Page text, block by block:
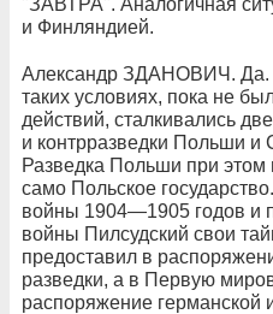
и Финляндией.
Александр ЗДАНОВИЧ. Да.
таких условиях, пока не
действий, сталкивались
и контрразведки Польши и
Разведка Польши при
само Польское
войны 1904—1905 годов и
войны Пилсудский свои
предоставил в
разведки, а в Первую
распоряжение германской